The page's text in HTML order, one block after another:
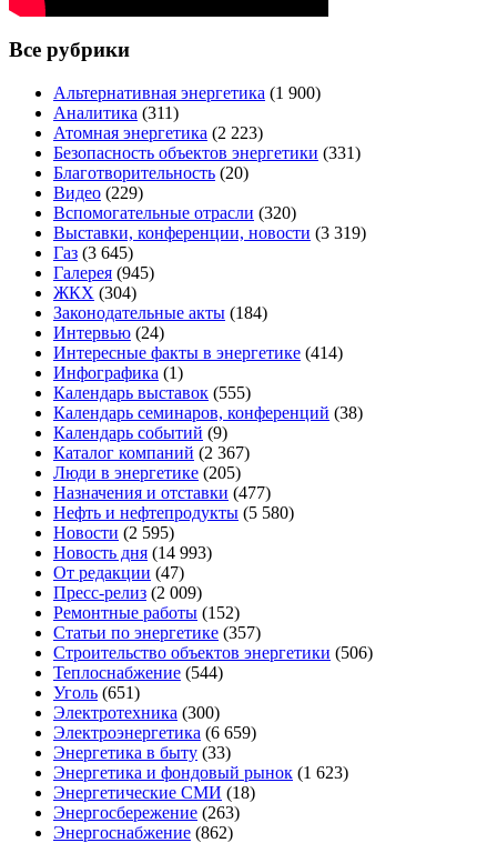
Все рубрики
Альтернативная энергетика (1 900)
Аналитика (311)
Атомная энергетика (2 223)
Безопасность объектов энергетики (331)
Благотворительность (20)
Видео (229)
Вспомогательные отрасли (320)
Выставки, конференции, новости (3 319)
Газ (3 645)
Галерея (945)
ЖКХ (304)
Законодательные акты (184)
Интервью (24)
Интересные факты в энергетике (414)
Инфографика (1)
Календарь выставок (555)
Календарь семинаров, конференций (38)
Календарь событий (9)
Каталог компаний (2 367)
Люди в энергетике (205)
Назначения и отставки (477)
Нефть и нефтепродукты (5 580)
Новости (2 595)
Новость дня (14 993)
От редакции (47)
Пресс-релиз (2 009)
Ремонтные работы (152)
Статьи по энергетике (357)
Строительство объектов энергетики (506)
Теплоснабжение (544)
Уголь (651)
Электротехника (300)
Электроэнергетика (6 659)
Энергетика в быту (33)
Энергетика и фондовый рынок (1 623)
Энергетические СМИ (18)
Энергосбережение (263)
Энергоснабжение (862)